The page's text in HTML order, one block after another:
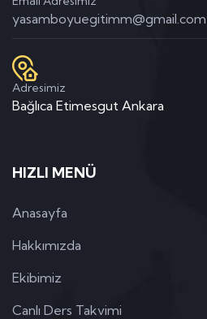
yasamboyuegitimm@gmail.com
Adresimiz
Bağlıca Etimesgut Ankara
HIZLI MENÜ
Anasayfa
Hakkımızda
Ekibimiz
Canlı Ders Takvimi